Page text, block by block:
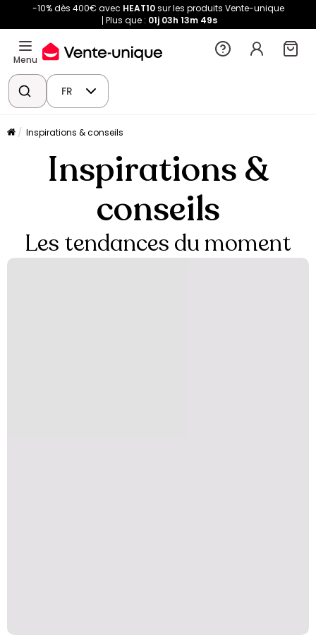
-10% dès 400€ avec HEAT10sur les produits Vente-unique
Plus que : 01j 03h 13m 49s
Menu
FR
Inspirations & conseils
Inspirations &
conseils
Les tendances du moment